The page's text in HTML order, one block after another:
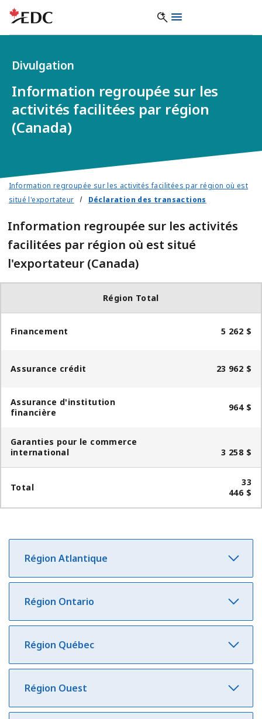
Information regroupée sur les
activités facilitées par région
(Canada)
Divulgation
Information regroupée sur les activités facilitées par région où est
situé l'exportateur
Déclaration des transactions
Information regroupée sur les activités
facilitées par région où est situé
l'exportateur (Canada)
Région Total
Financement 5 262 $
Assurance crédit 23 962 $
Assurance d'institution
financière
964 $
Garanties pour le commerce
international
3 258 $
Total​​
33
446 $
Région Atlantique
Région Ontario
Région Québec
Région Ouest